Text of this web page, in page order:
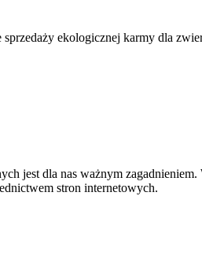
ekologicznej karmy dla
jest dla nas ważnym
stron internetowych.